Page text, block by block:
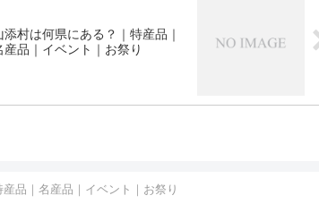
添村は何県にある？｜特産品｜
産品｜イベント｜お祭り
品｜名産品｜イベント｜お祭り